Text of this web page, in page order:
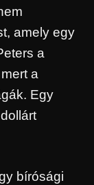
amely egy
a
a
Egy
bírósági